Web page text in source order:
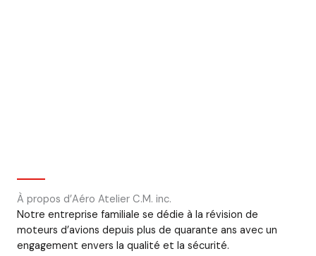
À propos d’Aéro Atelier C.M. inc.
Notre entreprise familiale se dédie à la révision de
moteurs d’avions depuis plus de quarante ans avec un
engagement envers la qualité et la sécurité.